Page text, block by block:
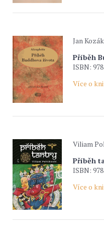
Jan Kozák
Příběh
ISBN:
Více o
Viliam
Příběh
ISBN:
Více o